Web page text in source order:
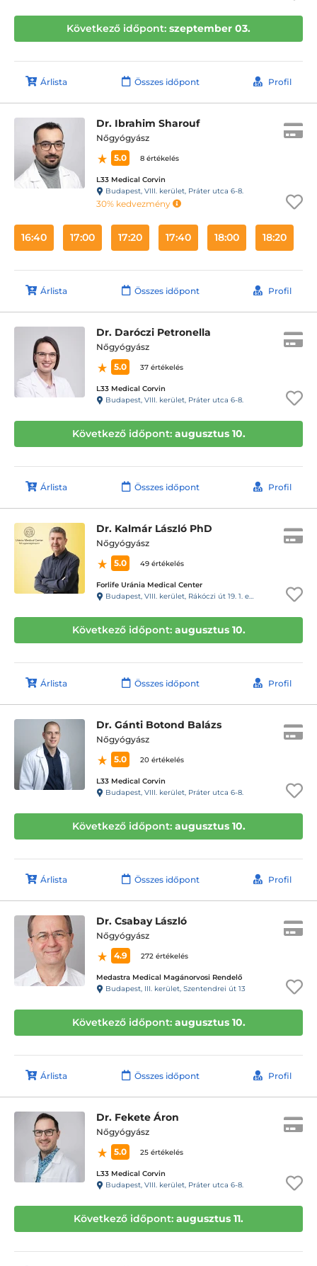
Következő időpont: szeptember 03.
Árlista Összes időpont Profil
Dr. Ibrahim Sharouf
Nőgyógyász
5.0
8 értékelés
L33 Medical Corvin
Budapest, VIII. kerület, Práter utca 6-8.
30% kedvezmény
16:40 17:00 17:20 17:40 18:00 18:20
Árlista Összes időpont Profil
Dr. Daróczi Petronella
Nőgyógyász
5.0
37 értékelés
L33 Medical Corvin
Budapest, VIII. kerület, Práter utca 6-8.
Következő időpont: augusztus 10.
Árlista Összes időpont Profil
Dr. Kalmár László PhD
Nőgyógyász
5.0
49 értékelés
Forlife Uránia Medical Center
Budapest, VIII. kerület, Rákóczi út 19. 1. emelet 9. 88-as kapucsengő
Következő időpont: augusztus 10.
Árlista Összes időpont Profil
Dr. Gánti Botond Balázs
Nőgyógyász
5.0
20 értékelés
L33 Medical Corvin
Budapest, VIII. kerület, Práter utca 6-8.
Következő időpont: augusztus 10.
Árlista Összes időpont Profil
Dr. Csabay László
Nőgyógyász
4.9
272 értékelés
Medastra Medical Magánorvosi Rendelő
Budapest, III. kerület, Szentendrei út 13
Következő időpont: augusztus 10.
Árlista Összes időpont Profil
Dr. Fekete Áron
Nőgyógyász
5.0
25 értékelés
L33 Medical Corvin
Budapest, VIII. kerület, Práter utca 6-8.
Következő időpont: augusztus 11.